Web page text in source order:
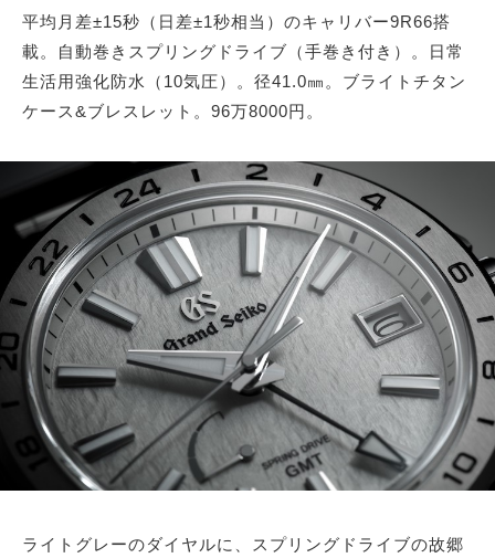
平均月差±15秒（日差±1秒相当）のキャリバー9R66搭
載。自動巻きスプリングドライブ（手巻き付き）。日常
生活用強化防水（10気圧）。径41.0㎜。ブライトチタン
ケース&ブレスレット。96万8000円。
ライトグレーのダイヤルに、スプリングドライブの故郷